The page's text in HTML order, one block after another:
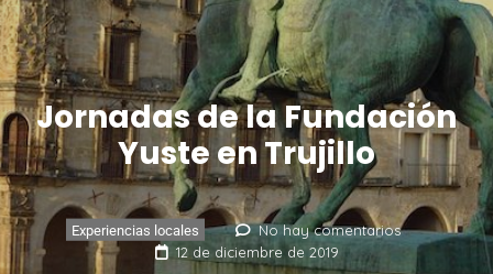
Jornadas de la Fundación
Yuste en Trujillo
Experiencias locales
No hay comentarios
12 de diciembre de 2019